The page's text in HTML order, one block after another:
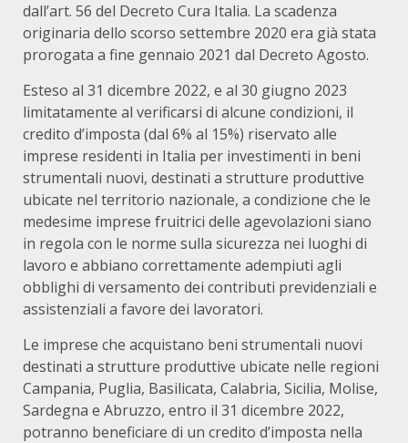
dall’art. 56 del Decreto Cura Italia. La scadenza
originaria dello scorso settembre 2020 era già stata
prorogata a fine gennaio 2021 dal Decreto Agosto.
Esteso al 31 dicembre 2022, e al 30 giugno 2023
limitatamente al verificarsi di alcune condizioni, il
credito d’imposta (dal 6% al 15%) riservato alle
imprese residenti in Italia per investimenti in beni
strumentali nuovi, destinati a strutture produttive
ubicate nel territorio nazionale, a condizione che le
medesime imprese fruitrici delle agevolazioni siano
in regola con le norme sulla sicurezza nei luoghi di
lavoro e abbiano correttamente adempiuti agli
obblighi di versamento dei contributi previdenziali e
assistenziali a favore dei lavoratori.
Le imprese che acquistano beni strumentali nuovi
destinati a strutture produttive ubicate nelle regioni
Campania, Puglia, Basilicata, Calabria, Sicilia, Molise,
Sardegna e Abruzzo, entro il 31 dicembre 2022,
potranno beneficiare di un credito d’imposta nella